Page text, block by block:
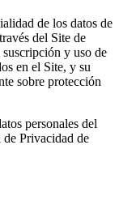
de los datos de
del Site de
y uso de
en el Site, y su
sobre protección
personales del
Privacidad de